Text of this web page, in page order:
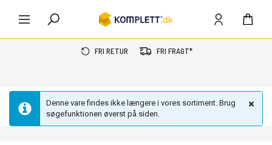
FRI RETUR FRI FRAGT*
Denne vare findes ikke længere i vores sortiment. Brug
søgefunktionen øverst på siden.